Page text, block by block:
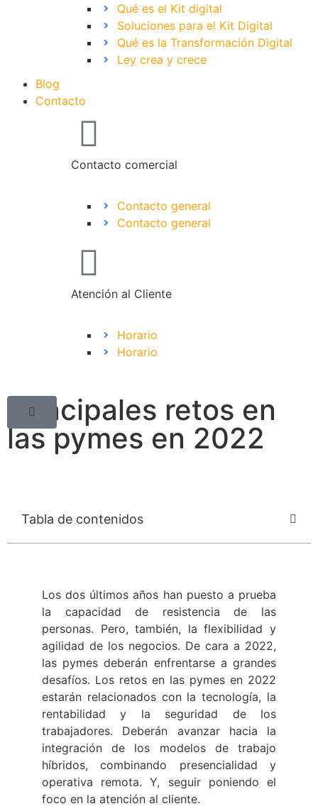
Qué es el Kit digital
Soluciones para el Kit Digital
Qué es la Transformación Digital
Ley crea y crece
Blog
Contacto
Contacto comercial
Contacto general
Contacto general
Atención al Cliente
Horario
Horario
Principales retos en
las pymes en 2022
Tabla de contenidos
Los dos últimos años han puesto a prueba
la capacidad de resistencia de las
personas. Pero, también, la flexibilidad y
agilidad de los negocios. De cara a 2022,
las pymes deberán enfrentarse a grandes
desafíos. Los retos en las pymes en 2022
estarán relacionados con la tecnología, la
rentabilidad y la seguridad de los
trabajadores. Deberán avanzar hacia la
integración de los modelos de trabajo
híbridos, combinando presencialidad y
operativa remota. Y, seguir poniendo el
foco en la atención al cliente.